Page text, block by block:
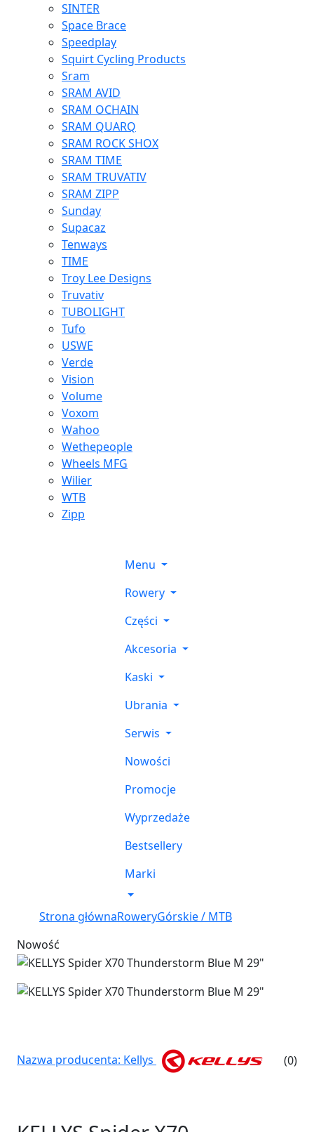
SINTER
Space Brace
Speedplay
Squirt Cycling Products
Sram
SRAM AVID
SRAM OCHAIN
SRAM QUARQ
SRAM ROCK SHOX
SRAM TIME
SRAM TRUVATIV
SRAM ZIPP
Sunday
Supacaz
Tenways
TIME
Troy Lee Designs
Truvativ
TUBOLIGHT
Tufo
USWE
Verde
Vision
Volume
Voxom
Wahoo
Wethepeople
Wheels MFG
Wilier
WTB
Zipp
Menu
Rowery
Części
Akcesoria
Kaski
Ubrania
Serwis
Nowości
Promocje
Wyprzedaże
Bestsellery
Marki
Strona głównaRoweryGórskie / MTB
Nowość
Nazwa producenta: Kellys (0)